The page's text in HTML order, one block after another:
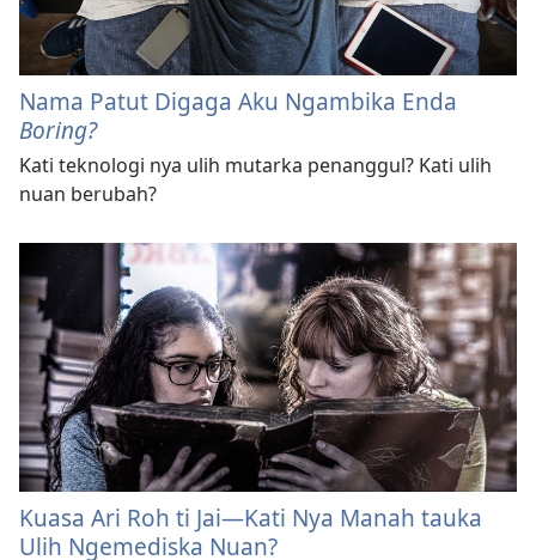
Nama Patut Digaga Aku Ngambika Enda
Boring?
Kati teknologi nya ulih mutarka penanggul? Kati ulih
nuan berubah?
Kuasa Ari Roh ti Jai—Kati Nya Manah tauka
Ulih Ngemediska Nuan?